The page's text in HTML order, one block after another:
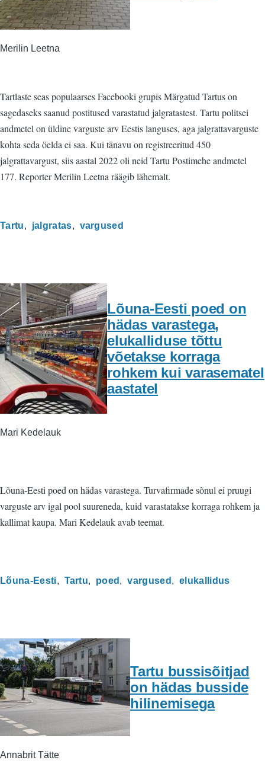
Merilin Leetna
Tartlaste seas populaarses Facebooki grupis Märgatud Tartus on
sagedaseks saanud postitused varastatud jalgratastest. Tartu politsei
andmetel on üldine varguste arv Eestis languses, aga jalgrattavarguste
kohta seda öelda ei saa. Kui tänavu on registreeritud 450
jalgrattavargust, siis aastal 2022 oli neid Tartu Postimehe andmetel
177. Reporter Merilin Leetna räägib lähemalt.
Tartu jalgratas vargused
Lõuna-Eesti poed on
hädas varastega,
elukalliduse tõttu
võetakse korraga
rohkem kui varasematel
aastatel
Mari Kedelauk
Lõuna-Eesti poed on hädas varastega. Turvafirmade sõnul ei pruugi
varguste arv igal pool suureneda, kuid varastatakse korraga rohkem ja
kallimat kaupa. Mari Kedelauk avab teemat.
Lõuna-Eesti Tartu poed vargused elukallidus
Tartu bussisõitjad
on hädas busside
hilinemisega
Annabrit Tätte